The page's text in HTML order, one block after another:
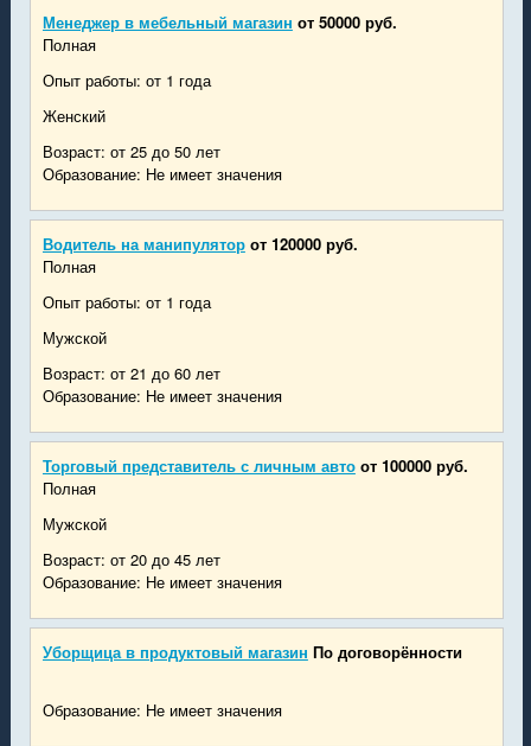
Менеджер в мебельный магазин от 50000 руб.
Полная
Опыт работы: от 1 года
Женский
Возраст: от 25 до 50 лет
Образование: Не имеет значения
Водитель на манипулятор от 120000 руб.
Полная
Опыт работы: от 1 года
Мужской
Возраст: от 21 до 60 лет
Образование: Не имеет значения
Торговый представитель с личным авто от 100000 руб.
Полная
Мужской
Возраст: от 20 до 45 лет
Образование: Не имеет значения
Уборщица в продуктовый магазин По договорённости
Образование: Не имеет значения